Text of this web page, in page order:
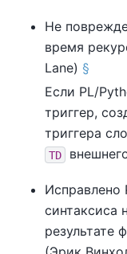
Не
время
Lane) §
Если PL/
триггер,
триггера
TD
Исправлено
синтаксиса
результате